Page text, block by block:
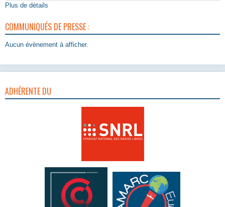
Plus de détails
COMMUNIQUÉS DE PRESSE :
Aucun évènement à afficher.
ADHÉRENTE DU